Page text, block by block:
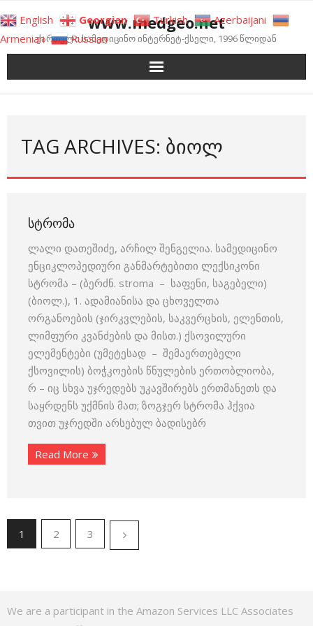
to
content
www.medgeo.net
ქართული სამედიცინო ინტერნეტ-ქსელი, 1996 წლიდან
TAG ARCHIVES: ᲑᲘᲝᲚ
ᲡᲢᲠᲝᲛᲐ
ლალი დათეშიძე, არჩილ შენგელია. სამედიცინო
ენციკლოპედიური განმარტებითი ლექსიკონი
სტრომა – (ბერძნ. stroma – საფენი, საგებელი)
(ბიოლ.), 1. ადამიანისა და ცხოველთა
ორგანოების (ჯირკვლების, საკვერცხის, ელენთის,
ლიმფური კვანძების და მისთ.) ქსოვილური
ელემენტები (უმეტესად – შემაერთებელი
ქსოვილის) ბოჭკოების წნულების ერთობლიობა,
რ – იც სხვა უჯრედებს უკავშირებს ერთმანეთს და
საყრდენს უქმნის მათ; ზოგჯერ სტრომა ჰქვია
თვით უჯრედში არსებულ ბადისებრ
Read More
1 2 3
We are a participant in the Amazon Services LLC Associates
English Georgian Turkish
Azerbaijani
Armenian
Russian